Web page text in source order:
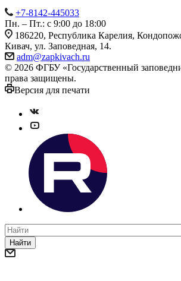
+7-8142-445033
Пн. – Пт.: с 9:00 до 18:00
186220, Республика Карелия,
Кивач, ул. Заповедная, 14.
adm@zapkivach.ru
© 2026 ФГБУ «Государственный
права защищены.
Версия для печати
Найти